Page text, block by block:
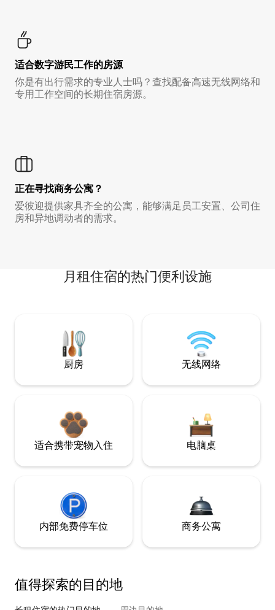
适合数字游民工作的房源
你是有出行需求的专业人士吗？查找配备高速无线网络和
专用工作空间的长期住宿房源。
正在寻找商务公寓？
爱彼迎提供家具齐全的公寓，能够满足员工安置、公司住
房和异地调动者的需求。
月租住宿的热门便利设施
厨房 无线网络
适合携带宠物入住 电脑桌
内部免费停车位 商务公寓
值得探索的目的地